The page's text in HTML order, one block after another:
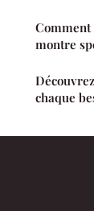
Comment
montre
chaque